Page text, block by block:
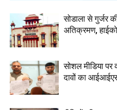
सोडाला से गुर्जर
अतिक्रमण,
सोशल मीडिया पर
दावों का